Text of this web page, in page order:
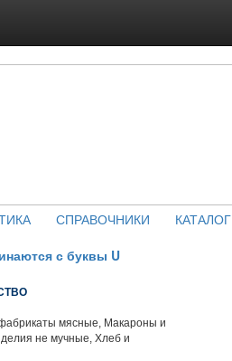
СПРАВОЧНИКИ КАТАЛОГ
с буквы U
мясные, Макароны и
не мучные, Хлеб и